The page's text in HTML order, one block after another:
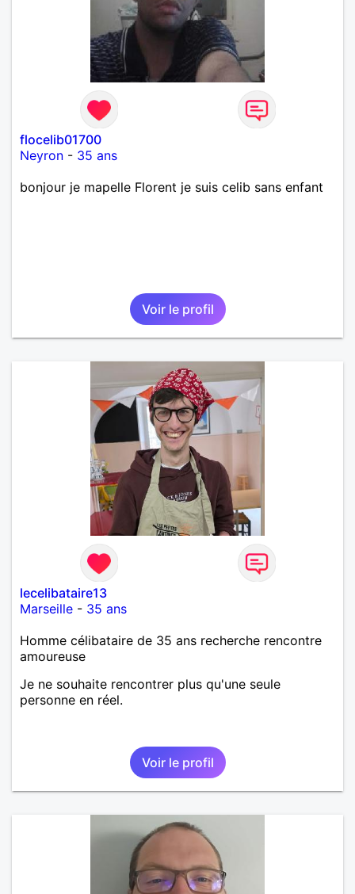
flocelib01700
Neyron - 35 ans
bonjour je mapelle Florent je suis celib sans enfant
Voir le profil
lecelibataire13
Marseille - 35 ans
Homme célibataire de 35 ans recherche rencontre
amoureuse
Je ne souhaite rencontrer plus qu'une seule
personne en réel.
Voir le profil